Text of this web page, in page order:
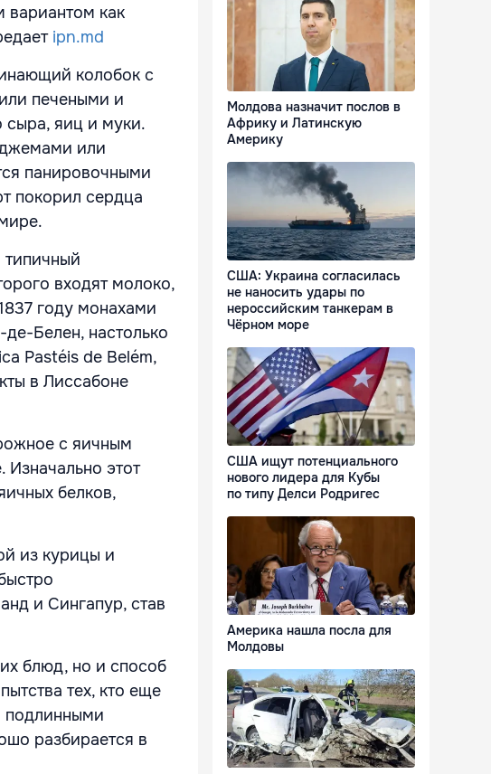
вариантом как
ipn.md
колобок с
печеными и
сыра, яиц и муки.
или
панировочными
покорил сердца
входят молоко,
году монахами
Белен, настолько
Pastéis de Belém,
в Лиссабоне
с яичным
этот
белков,
из курицы и
и Сингапур, став
блюд, но и способ
тех, кто еще
подлинными
разбирается в
Молдова назначит послов в
Африку и Латинскую
Америку
США: Украина согласилась
не наносить удары по
нероссийским танкерам в
Чёрном море
США ищут потенциального
нового лидера для Кубы
по типу Делси Родригес
Америка нашла посла для
Молдовы